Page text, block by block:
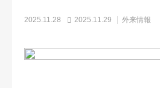
2025.11.28 2025.11.29 外来情報